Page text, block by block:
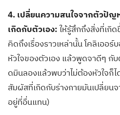
4.เปลี่ยนความสนใจจากตัวปัญ
เกิดกับตัวเอง:ให้รู้สึกถึงสิ่งที่เกิ
คิดถึงเรื่องราวเหล่านั้น โคลิเออร์
หัวใจของตัวเอง แล้วพูดจาดีๆ กั
ดมินลองแล้วพบว่าไม่ต้องหัวใจก็ไ
สัมผัสที่เกิดกับร่างกายมันเปลี่ยน
อยู่ที่อื่นแทน)